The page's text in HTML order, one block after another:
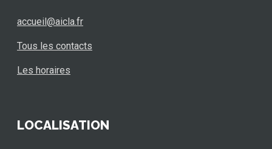
accueil@aicla.fr
Tous les contacts
Les horaires
LOCALISATION